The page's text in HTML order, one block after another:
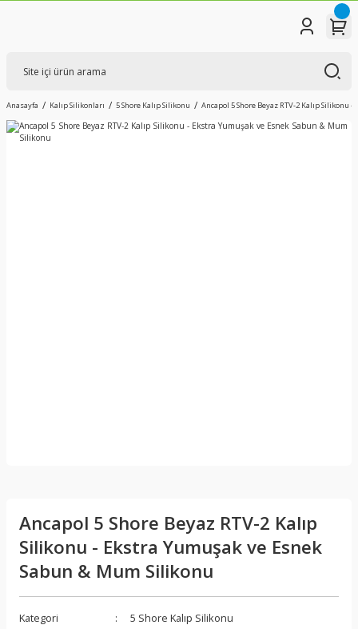
Anasayfa Kalıp Silikonları 5 Shore Kalıp Silikonu Ancapol 5 Shore Beyaz RTV-2 Kalıp Silikonu
Ancapol 5 Shore Beyaz RTV-2 Kalıp
Silikonu - Ekstra Yumuşak ve Esnek
Sabun & Mum Silikonu
Kategori
5 Shore Kalıp Silikonu